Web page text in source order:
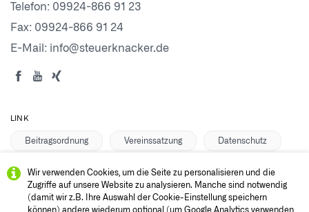
Telefon: 09924-866 91 23
Fax: 09924-866 91 24
E-Mail: info@steuerknacker.de
LINK
Beitragsordnung Vereinssatzung Datenschutz
Anmelden Impressum Vermittlerbereich
Wir verwenden Cookies, um die Seite zu personalisieren und die
Zugriffe auf unsere Website zu analysieren. Manche sind notwendig
(damit wir z.B. Ihre Auswahl der Cookie-Einstellung speichern
können) andere wiederum optional (um Google Analytics verwenden